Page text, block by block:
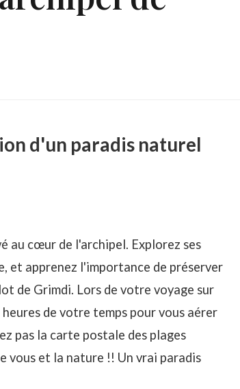
d'un paradis naturel
au cœur de l'archipel. Explorez ses
et apprenez l'importance de préserver
de Grimdi. Lors de votre voyage sur
de votre temps pour vous aérer
pas la carte postale des plages
vous et la nature !! Un vrai paradis